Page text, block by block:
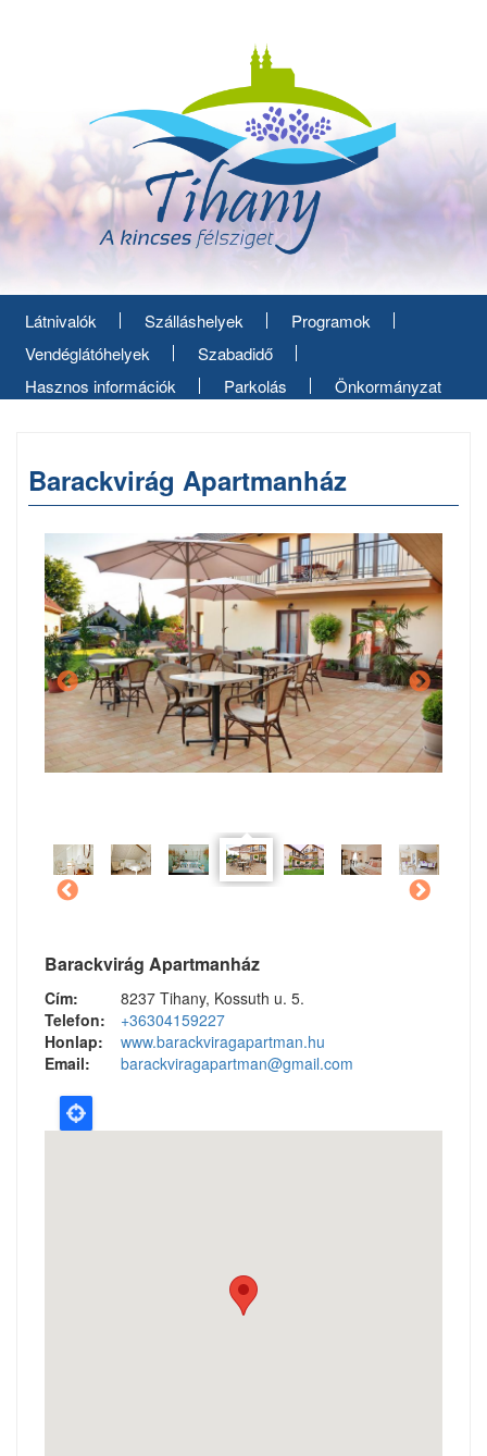
Látnivalók Szálláshelyek
Programok
Vendéglátóhelyek
Szabadidő
Hasznos információk
Parkolás Önkormányzat
Barackvirág Apartmanház
Barackvirág Apartmanház
Cím:
8237 Tihany, Kossuth u. 5.
Telefon:
+36304159227
Honlap:
www.barackviragapartman.hu
Email:
barackviragapartman@gmail.com